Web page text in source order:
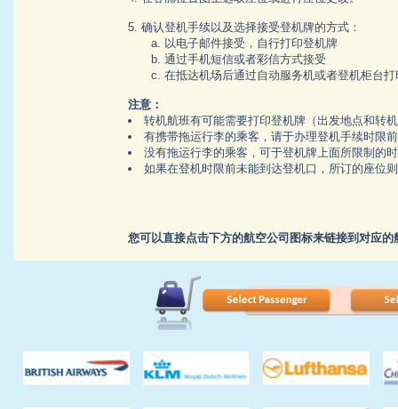
5. 确认登机手续以及选择接受登机牌的方式：
a. 以电子邮件接受，自行打印登机牌
b. 通过手机短信或者彩信方式接受
c. 在抵达机场后通过自动服务机或者登机柜台打
注意：
转机航班有可能需要打印登机牌（出发地点和转
有携带拖运行李的乘客，请于办理登机手续时限
没有拖运行李的乘客，可于登机牌上面所限制的
如果在登机时限前未能到达登机口，所订的座位
您可以直接点击下方的航空公司图标来链接到对应